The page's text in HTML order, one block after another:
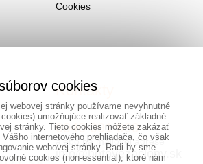
Cookies
Kontakty
0940 091 999
alebo na mailovej adrese
info@hotovezaclony.sk
cookies
webovej stránky používame nevyhnutné
umožňujúce realizovať základné
stránky. Tieto cookies môžete zakázať
internetového prehliadača, čo však
webovej stránky. Radi by sme
cookies (non-essential), ktoré nám